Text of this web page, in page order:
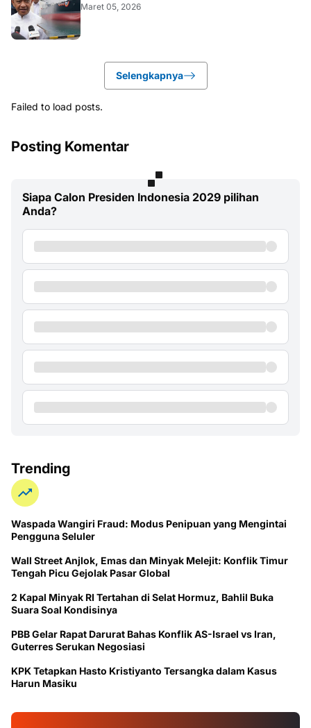
Maret 05, 2026
Selengkapnya
Failed to load posts.
Posting Komentar
Siapa Calon Presiden Indonesia 2029 pilihan
Anda?
Trending
Waspada Wangiri Fraud: Modus Penipuan yang Mengintai
Pengguna Seluler
Wall Street Anjlok, Emas dan Minyak Melejit: Konflik Timur
Tengah Picu Gejolak Pasar Global
2 Kapal Minyak RI Tertahan di Selat Hormuz, Bahlil Buka
Suara Soal Kondisinya
PBB Gelar Rapat Darurat Bahas Konflik AS-Israel vs Iran,
Guterres Serukan Negosiasi
KPK Tetapkan Hasto Kristiyanto Tersangka dalam Kasus
Harun Masiku